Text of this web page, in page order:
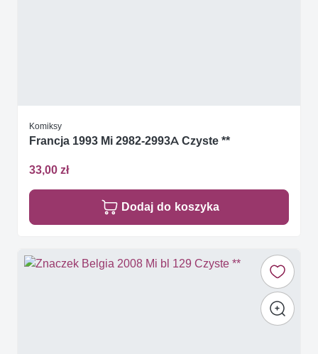
Komiksy
Francja 1993 Mi 2982-2993A Czyste **
33,00 zł
Dodaj do koszyka